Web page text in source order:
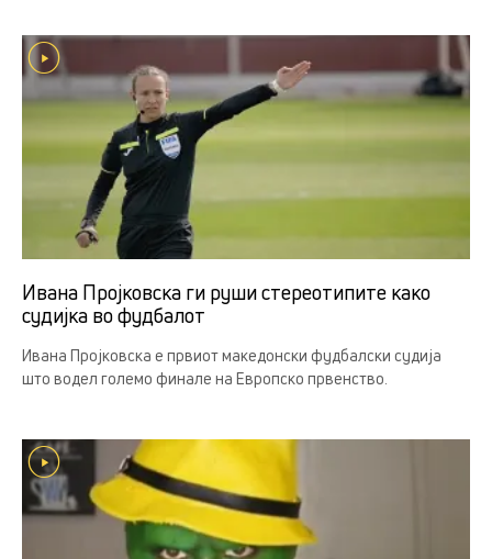
Ивана Пројковска ги руши стереотипите како
судијка во фудбалот
Ивана Пројковска е првиот македонски фудбалски судија
што водел големо финале на Европско првенство.